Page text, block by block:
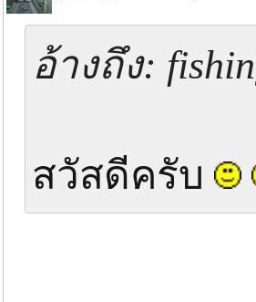
อ้างถึง:
สวัสดีครับ